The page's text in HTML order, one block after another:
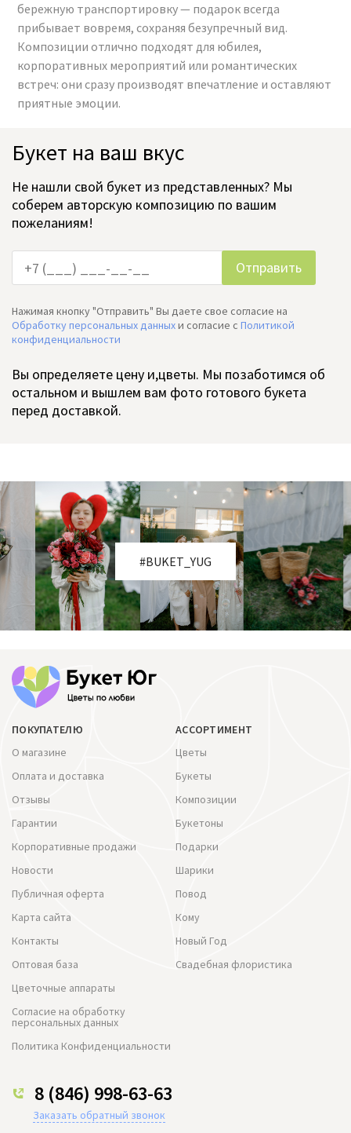
бережную транспортировку — подарок всегда
прибывает вовремя, сохраняя безупречный вид.
Композиции отлично подходят для юбилея,
корпоративных мероприятий или романтических
встреч: они сразу производят впечатление и оставляют
приятные эмоции.
Букет на ваш вкус
Не нашли свой букет из представленных? Мы
соберем авторскую композицию по вашим
пожеланиям!
Нажимая кнопку "Отправить" Вы даете свое согласие на
Обработку персональных данныхи согласие c Политикой
конфиденциальности
Вы определяете цену и,цветы. Мы позаботимся об
остальном и вышлем вам фото готового букета
перед доставкой.
#BUKET_YUG
ПОКУПАТЕЛЮ
О магазине
Оплата и доставка
Отзывы
Гарантии
Корпоративные продажи
Новости
Публичная оферта
Карта сайта
Контакты
Оптовая база
Цветочные аппараты
Согласие на обработку
персональных данных
Политика Конфиденциальности
АССОРТИМЕНТ
Цветы
Букеты
Композиции
Букетоны
Подарки
Шарики
Повод
Кому
Новый Год
Свадебная флористика
8 (846) 998-63-63
Заказать обратный звонок